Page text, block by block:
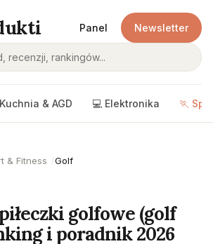
Panel Newsletter
& AGD 💻 Elektronika 🏃
& Fitness Golf
golfowe (golf
i poradnik 2026